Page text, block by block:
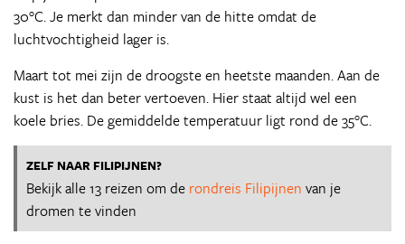
30°C. Je merkt dan minder van de hitte omdat de
luchtvochtigheid lager is.
Maart tot mei zijn de droogste en heetste maanden. Aan de
kust is het dan beter vertoeven. Hier staat altijd wel een
koele bries. De gemiddelde temperatuur ligt rond de 35°C.
ZELF NAAR FILIPIJNEN?
Bekijk alle 13 reizen om de rondreis Filipijnen van je
dromen te vinden